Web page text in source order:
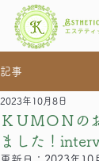
記事
ＫＵＭＯＮの
ました！
2023年10月8日